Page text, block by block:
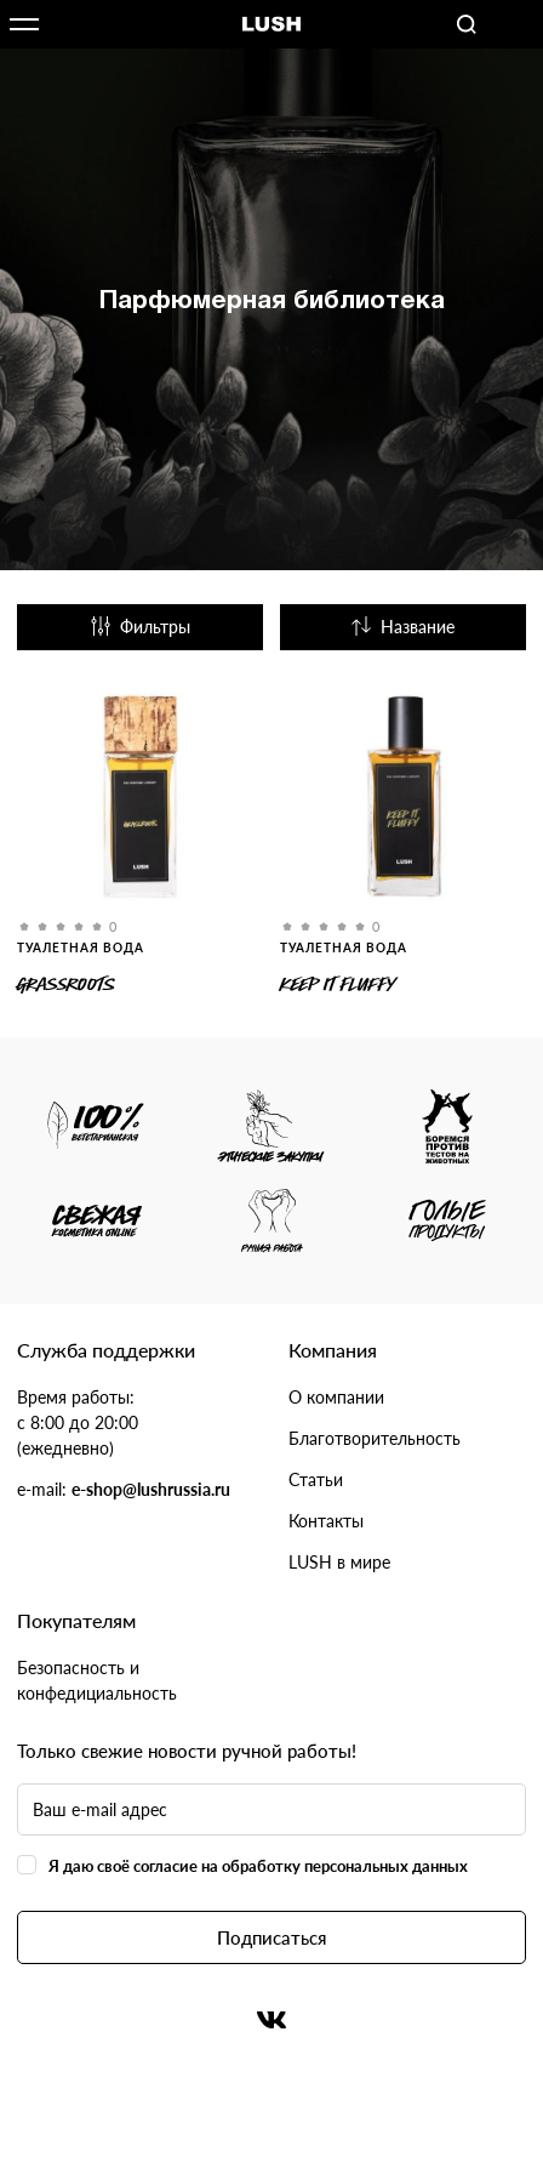
Парфюмерная библиотека
Фильтры Название
0
ТУАЛЕТНАЯ ВОДА
GRASSROOTS
0
ТУАЛЕТНАЯ ВОДА
KEEP IT FLUFFY
Служба поддержки
Время работы:
с 8:00 до 20:00
(ежедневно)
e-mail: e-shop@lushrussia.ru
Компания
О компании
Благотворительность
Статьи
Контакты
LUSH в мире
Покупателям
Безопасность и
конфедициальность
Только свежие новости ручной работы!
Я даю своё согласие на обработку персональных данных
Подписаться